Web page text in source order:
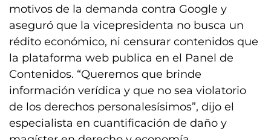
motivos de la demanda contra Google y
aseguró que la vicepresidenta no busca un
rédito económico, ni censurar contenidos que
la plataforma web publica en el Panel de
Contenidos. “Queremos que brinde
información verídica y que no sea violatorio
de los derechos personalesísimos”, dijo el
especialista en cuantificación de daño y